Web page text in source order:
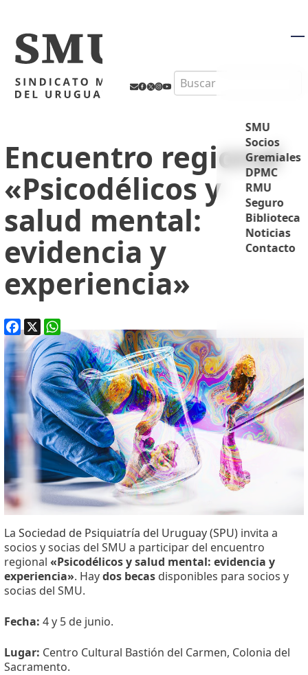
Search
SMU
Socios
Gremiales
DPMC
RMU
Seguro
Biblioteca
Noticias
Contacto
Encuentro regional
«Psicodélicos y
salud mental:
evidencia y
experiencia»
Facebook
X WhatsApp
La Sociedad de Psiquiatría del Uruguay (SPU) invita a
socios y socias del SMU a participar del encuentro
regional «Psicodélicos y salud mental: evidencia y
experiencia». Haydos becas disponibles para socios y
socias del SMU.
Fecha: 4 y 5 de junio.
Lugar: Centro Cultural Bastión del Carmen, Colonia del
Sacramento.